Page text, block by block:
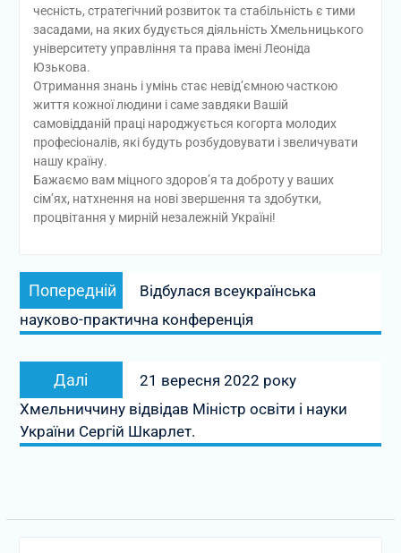
чесність, стратегічний розвиток та стабільність є тими
засадами, на яких будується діяльність Хмельницького
університету управління та права імені Леоніда
Юзькова.
Отримання знань і умінь стає невід’ємною часткою
життя кожної людини і саме завдяки Вашій
самовідданій праці народжується когорта молодих
професіоналів, які будуть розбудовувати і звеличувати
нашу країну.
Бажаємо вам міцного здоров’я та доброту у ваших
сім’ях, натхнення на нові звершення та здобутки,
процвітання у мирній незалежній Україні!
Навігація
записів
Попередній
Попередній
запис:
Відбулася всеукраїнська
науково-практична конференція
Далі
запис:
21 вересня 2022 року
Хмельниччину відвідав Міністр освіти і науки
України Сергій Шкарлет.